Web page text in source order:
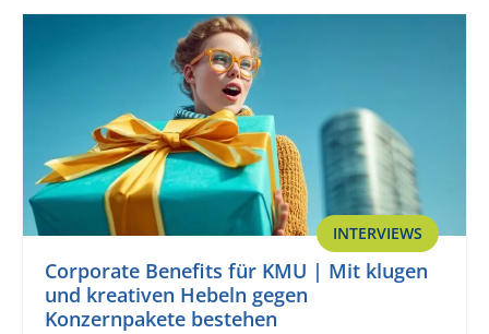
INTERVIEWS
Corporate Benefits für KMU | Mit klugen
und kreativen Hebeln gegen
Konzernpakete bestehen